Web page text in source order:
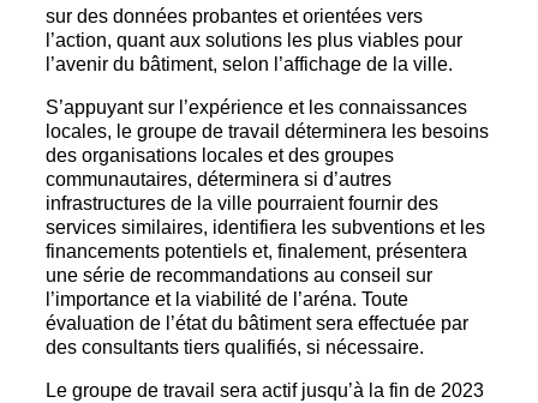
sur des données probantes et orientées vers
l’action, quant aux solutions les plus viables pour
l’avenir du bâtiment, selon l’affichage de la ville.
S’appuyant sur l’expérience et les connaissances
locales, le groupe de travail déterminera les besoins
des organisations locales et des groupes
communautaires, déterminera si d’autres
infrastructures de la ville pourraient fournir des
services similaires, identifiera les subventions et les
financements potentiels et, finalement, présentera
une série de recommandations au conseil sur
l’importance et la viabilité de l’aréna. Toute
évaluation de l’état du bâtiment sera effectuée par
des consultants tiers qualifiés, si nécessaire.
Le groupe de travail sera actif jusqu’à la fin de 2023